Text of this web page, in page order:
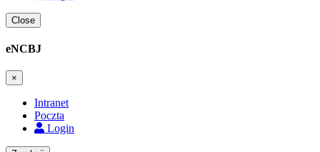
Close
eNCBJ
×
Intranet
Poczta
Login